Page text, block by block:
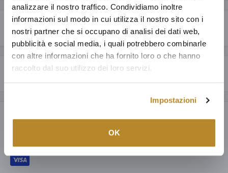
analizzare il nostro traffico. Condividiamo inoltre
informazioni sul modo in cui utilizza il nostro sito con i
nostri partner che si occupano di analisi dei dati web,
pubblicità e social media, i quali potrebbero combinarle
con altre informazioni che ha fornito loro o che hanno
raccolto dal suo utilizzo dei loro servizi.
Impostazioni
OK
Descrizione
CARATTERISTICHE GENERALI
Una carta da parati delicatamente ingioiellata con uno scintillante
effetto di perline su un disegno di piante marine. Ideale per l'uso in
SPECIFICHE TECNICHE
Rolli da 10 m x 68 cm
Perché acquistare da Mobilmarket
Prodotti italiani al 100%, oltre ad una selezione della migliore
produzione mondiale; tutto con la garanzia di 15 anni.
dell'unica catena di Lusso Democratico Italiano.
167.000 clienti dal 1960 hanno arredato le loro case con noi.
Payment & Security